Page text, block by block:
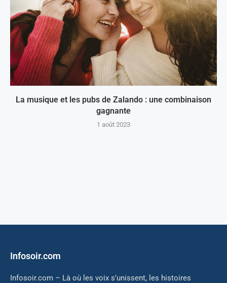
La musique et les pubs de Zalando : une combinaison
gagnante
1 août 2023
Infosoir.com
Infosoir.com – Là où les voix s’unissent, les histoires